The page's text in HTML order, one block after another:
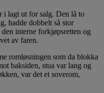
i lagt ut for salg. Den lå to
hadde dobbelt så stor
interne forkjøpsretten og
av faren.
romløsningen som da blokka
baksiden, stua var lang og
var det et soverom,